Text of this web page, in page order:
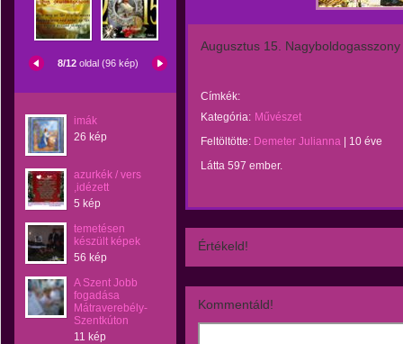
8/12 oldal (96 kép)
imák
26 kép
azurkék / vers
,idézett
5 kép
temetésen
készült képek
56 kép
A Szent Jobb
fogadása
Mátraverebély-
Szentkúton
11 kép
Augusztus 15.
Címkék:
Kategória: Művészet
Feltöltötte: Demeter Julianna
10 éve
Látta 597 ember.
Értékeld!
Kommentáld!